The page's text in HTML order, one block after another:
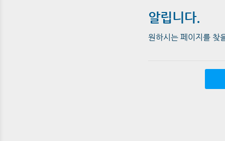
알립니다.
원하시는 페이지를 찾